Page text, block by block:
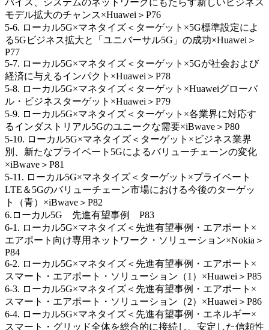
バイス、システムのネットワークにもたらす新しいビジネス
モデル拡大のチャンス×Huawei＞P76
5-6. ローカル5G×マネタイズ＜ターゲット×5G標準設定によ
る5Gビジネス拡大と「ユニバーサル5G」の成功×Huawei＞
P77
5-7. ローカル5G×マネタイズ＜ターゲット×5Gが社会および
経済に与えるインパクト×Huawei＞P78
5-8. ローカル5G×マネタイズ＜ターゲット×Huaweiグローバ
ル・ビジネスターゲット×Huawei＞P79
5-9. ローカル5G×マネタイズ＜ターゲット×各業界に対応す
るインダストリアル5Gのユニークな需要×iBwave＞P80
5-10. ローカル5G×マネタイズ＜ターゲット×ビジネス業界
別、新たなプライベート5Gによるバリューチェーンの変化
×iBwave＞P81
5-11. ローカル5G×マネタイズ＜ターゲット×プライベート
LTE＆5Gのバリューチェーン市場における今後のターゲッ
ト（青）×iBwave＞P82
6.ローカル5G 先進有望事例 P83
6-1. ローカル5G×マネタイズ＜先進有望事例・エアポート×
エアポート向け専用ネットワーク・ソリューション×Nokia＞
P84
6-2. ローカル5G×マネタイズ＜先進有望事例・エアポート×
スマート・エアポート・ソリューション（1）×Huawei＞P85
6-3. ローカル5G×マネタイズ＜先進有望事例・エアポート×
スマート・エアポート・ソリューション（2）×Huawei＞P86
6-4. ローカル5G×マネタイズ＜先進有望事例・エネルギー×
スマート・グリッド全体を総合的に接続し、安定した信頼性